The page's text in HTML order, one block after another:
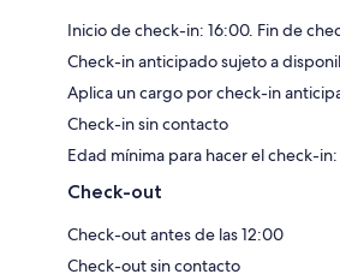
Inicio de check-in: 16:00. Fin de
Check-in anticipado sujeto a
Aplica un cargo por check-in
Check-in sin contacto
Edad mínima para hacer el check-in:
Check-out
Check-out antes de las 12:00
Check-out sin contacto